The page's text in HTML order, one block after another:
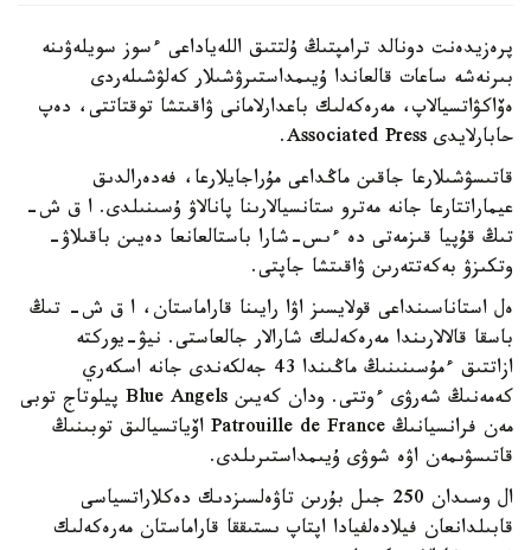
پرەزيدەنت دونالد ترامپتىڭ ۇلتتىق اللەياداعى ءسوز سويلەۋىنە
بىرنەشە ساعات قالعاندا ۇيىمداستىرۋشىلار كەلۋشىلەردى
ەۆاكۋاتسيالاپ، مەرەكەلىك باعدارلامانى ۋاقىتشا توقتاتتى، دەپ
حابارلايدى Associated Press.
قاتىسۋشىلارعا جاقىن ماڭداعى مۇراجايلارعا، فەدەرالدىق
عيماراتتارعا جانە مەترو ستانسيالارىنا پانالاۋ ۇسىنىلدى. ا ق ش-
تىڭ قۇپيا قىزمەتى دە ءىس-شارا باستالعانعا دەيىن باقىلاۋ-
وتكىزۋ بەكەتتەرىن ۋاقىتشا جاپتى.
ەل استاناسىنداعى قولايسىز اۋا رايىنا قاراماستان، ا ق ش- تىڭ
باسقا قالالارىندا مەرەكەلىك شارالار جالعاستى. نيۋ-يوركتە
ازاتتىق ءمۇسىنىنىڭ ماڭىندا 43 جەلكەندى جانە اسكەري
كەمەنىڭ شەرۋى ءوتتى. ودان كەيىن Blue Angels پيلوتاج توبى
مەن فرانسيانىڭ Patrouille de France اۆياتسيالىق توبىنىڭ
قاتىسۋىمەن اۋە شوۋى ۇيىمداستىرىلدى.
ال وسىدان 250 جىل بۇرىن تاۋەلسىزدىك دەكلاراتسياسى
قابىلدانعان فيلادەلفيادا اپتاپ ىستىققا قاراماستان مەرەكەلىك